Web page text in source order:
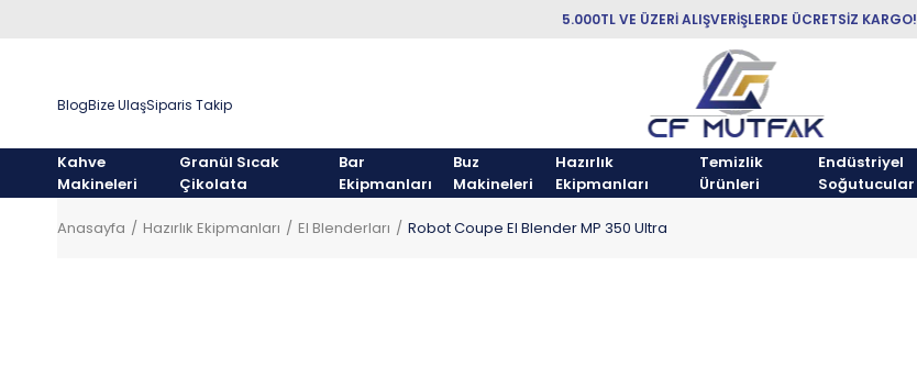
5.000TL VE ÜZERİ ALIŞVERİŞLERDE ÜCRETSİZ KARGO!
BlogBize UlaşSiparis Takip
Kahve
Makineleri
Granül Sıcak
Çikolata
Bar
Ekipmanları
Buz
Makineleri
Hazırlık
Ekipmanları
Temizlik
Ürünleri
Endüstriyel
Soğutucular
Anasayfa Hazırlık Ekipmanları El Blenderları Robot Coupe El Blender MP 350 Ultra